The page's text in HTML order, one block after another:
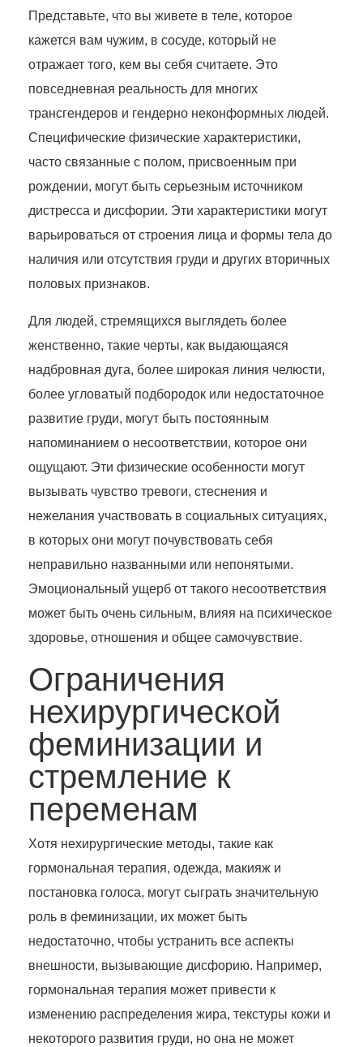
Представьте, что вы живете в теле, которое
кажется вам чужим, в сосуде, который не
отражает того, кем вы себя считаете. Это
повседневная реальность для многих
трансгендеров и гендерно неконформных людей.
Специфические физические характеристики,
часто связанные с полом, присвоенным при
рождении, могут быть серьезным источником
дистресса и дисфории. Эти характеристики могут
варьироваться от строения лица и формы тела до
наличия или отсутствия груди и других вторичных
половых признаков.
Для людей, стремящихся выглядеть более
женственно, такие черты, как выдающаяся
надбровная дуга, более широкая линия челюсти,
более угловатый подбородок или недостаточное
развитие груди, могут быть постоянным
напоминанием о несоответствии, которое они
ощущают. Эти физические особенности могут
вызывать чувство тревоги, стеснения и
нежелания участвовать в социальных ситуациях,
в которых они могут почувствовать себя
неправильно названными или непонятыми.
Эмоциональный ущерб от такого несоответствия
может быть очень сильным, влияя на психическое
здоровье, отношения и общее самочувствие.
Ограничения
нехирургической
феминизации и
стремление к
переменам
Хотя нехирургические методы, такие как
гормональная терапия, одежда, макияж и
постановка голоса, могут сыграть значительную
роль в феминизации, их может быть
недостаточно, чтобы устранить все аспекты
внешности, вызывающие дисфорию. Например,
гормональная терапия может привести к
изменению распределения жира, текстуры кожи и
некоторого развития груди, но она не может